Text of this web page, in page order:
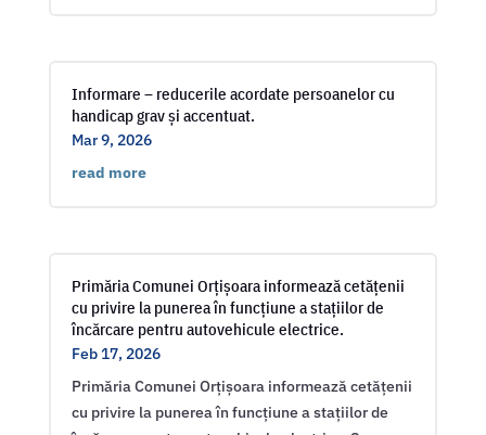
Informare – reducerile acordate persoanelor cu
handicap grav și accentuat.
Mar 9, 2026
read more
Primăria Comunei Orțișoara informează cetățenii
cu privire la punerea în funcțiune a stațiilor de
încărcare pentru autovehicule electrice.
Feb 17, 2026
Primăria Comunei Orțișoara informează cetățenii
cu privire la punerea în funcțiune a stațiilor de